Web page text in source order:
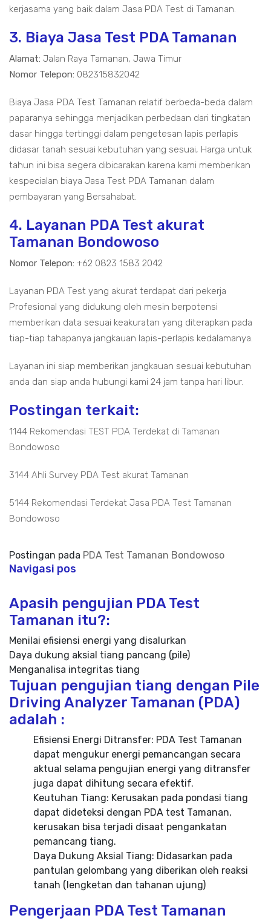
kerjasama yang baik dalam Jasa PDA Test di Tamanan.
3. Biaya Jasa Test PDA Tamanan
Alamat: Jalan Raya Tamanan, Jawa Timur
Nomor Telepon: 082315832042
Biaya Jasa PDA Test Tamanan relatif berbeda-beda dalam
paparanya sehingga menjadikan perbedaan dari tingkatan
dasar hingga tertinggi dalam pengetesan lapis perlapis
didasar tanah sesuai kebutuhan yang sesuai, Harga untuk
tahun ini bisa segera dibicarakan karena kami memberikan
kespecialan biaya Jasa Test PDA Tamanan dalam
pembayaran yang Bersahabat.
4. Layanan PDA Test akurat
Tamanan Bondowoso
Nomor Telepon: +62 0823 1583 2042
Layanan PDA Test yang akurat terdapat dari pekerja
Profesional yang didukung oleh mesin berpotensi
memberikan data sesuai keakuratan yang diterapkan pada
tiap-tiap tahapanya jangkauan lapis-perlapis kedalamanya.
Layanan ini siap memberikan jangkauan sesuai kebutuhan
anda dan siap anda hubungi kami 24 jam tanpa hari libur.
Postingan terkait:
1144 Rekomendasi TEST PDA Terdekat di Tamanan
Bondowoso
3144 Ahli Survey PDA Test akurat Tamanan
5144 Rekomendasi Terdekat Jasa PDA Test Tamanan
Bondowoso
Postingan pada PDA Test Tamanan Bondowoso
Navigasi pos
Apasih pengujian PDA Test
Tamanan itu?:
Menilai efisiensi energi yang disalurkan
Daya dukung aksial tiang pancang (pile)
Menganalisa integritas tiang
Tujuan pengujian tiang dengan Pile
Driving Analyzer Tamanan (PDA)
adalah :
Efisiensi Energi Ditransfer: PDA Test Tamanan
dapat mengukur energi pemancangan secara
aktual selama pengujian energi yang ditransfer
juga dapat dihitung secara efektif.
Keutuhan Tiang: Kerusakan pada pondasi tiang
dapat dideteksi dengan PDA test Tamanan,
kerusakan bisa terjadi disaat pengankatan
pemancang tiang.
Daya Dukung Aksial Tiang: Didasarkan pada
pantulan gelombang yang diberikan oleh reaksi
tanah (lengketan dan tahanan ujung)
Pengerjaan PDA Test Tamanan